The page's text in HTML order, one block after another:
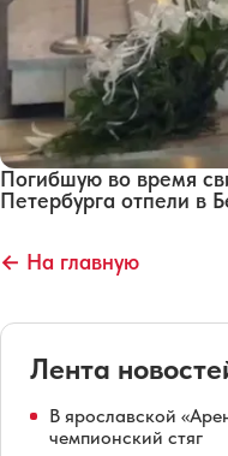
Погибшую во время
Петербурга отпели в
← На главную
Лента
В ярославской
чемпионский стяг